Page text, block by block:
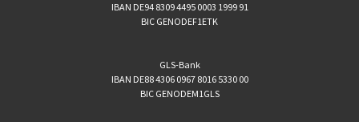
IBAN DE94 8309 4495 0003 1999 91
BIC GENODEF1ETK
GLS-Bank
IBAN DE88 4306 0967 8016 5330 00
BIC GENODEM1GLS